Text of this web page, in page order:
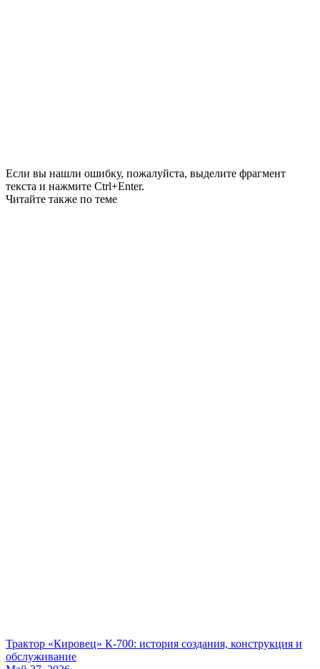
Если вы нашли ошибку, пожалуйста, выделите фрагмент
текста и нажмите Ctrl+Enter.
Читайте также по теме
Трактор «Кировец» К-700: история создания, конструкция и
обслуживание